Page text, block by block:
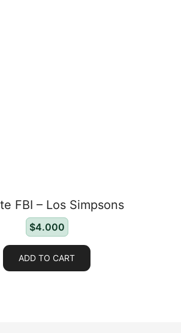
FBI – Los Simpsons
$4.000
ADD TO CART